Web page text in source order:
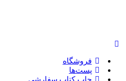
فروشگاه
پست‌ها
چاپ کتاب سفارشی